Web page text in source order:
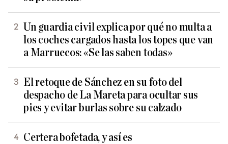
Un guardia civil explica por qué no multa a
los coches cargados hasta los topes que van
a Marruecos: «Se las saben todas»
El retoque de Sánchez en su foto del
despacho de La Mareta para ocultar sus
pies y evitar burlas sobre su calzado
Certera bofetada, y así es